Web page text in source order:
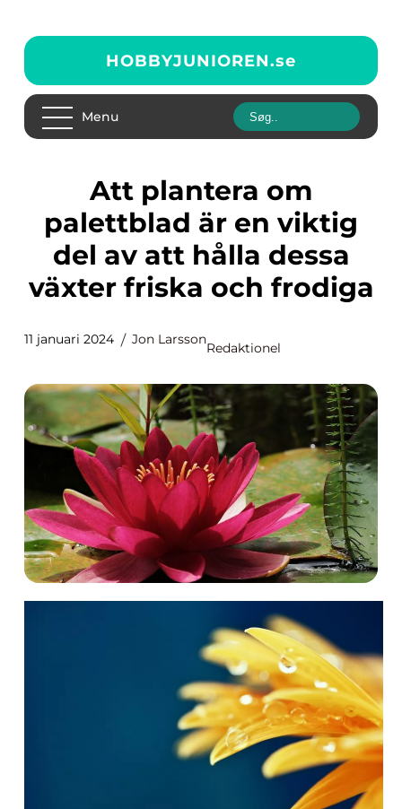
HOBBYJUNIOREN.se
Menu
Att plantera om
palettblad är en viktig
del av att hålla dessa
växter friska och frodiga
11 januari 2024 Jon Larsson
Redaktionel